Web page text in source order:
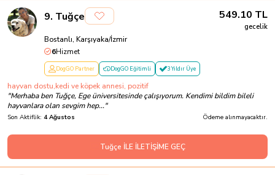
9. Tuğçe 549.10 TL
gecelik
Bostanlı, Karşıyaka/İzmir
6Hizmet
DogGO Partner DogGO Eğitimli 3 Yıldır Üye
hayvan dostu,kedi ve köpek annesi, pozitif
"Merhaba ben Tuğçe, Ege üniversitesinde çalışıyorum. Kendimi bildim bileli
hayvanlara olan sevgim hep..."
Son Aktiflik: 4 Ağustos Ödeme alınmayacaktır.
Tuğçe İLE İLETİŞİME GEÇ